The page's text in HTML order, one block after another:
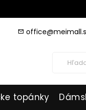
mail_outline
topánky